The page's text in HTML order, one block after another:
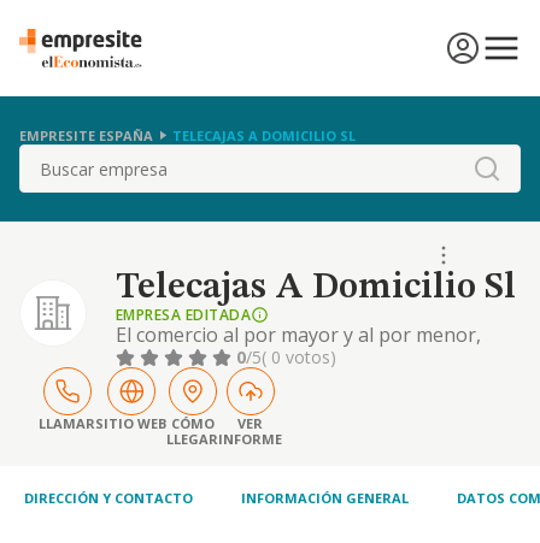
EMPRESITE ESPAÑA TELECAJAS A DOMICILIO SL
Buscar
Telecajas A Domicilio Sl
EMPRESA EDITADA
El comercio al por mayor y al por menor,
distribución y comercialización de toda clase
de productos de embalaje, cosméticos,
droguería, papelería, material informático,
perfumería, ropa de trabajo, zapatería, ropa
infantil, juguetes, artículos de ferretería y
0/5( 0 votos)
LLAMARSITIO WEB CÓMO
LLEGAR
VER
INFORME
DIRECCIÓN Y CONTACTO INFORMACIÓN GENERAL DATOS